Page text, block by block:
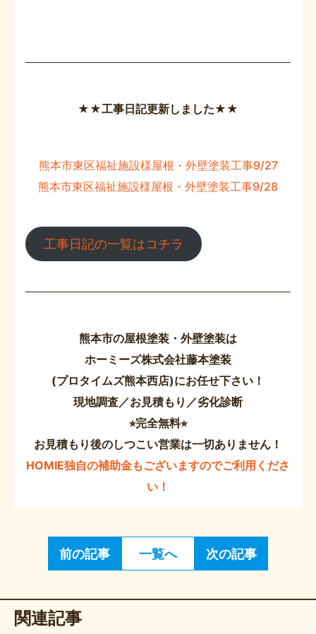
★★工事日記更新しました★★
熊本市東区福祉施設様屋根・外壁塗装工事9/27
熊本市東区福祉施設様屋根・外壁塗装工事9/28
工事日記の一覧はコチラ
熊本市の屋根塗装・外壁塗装は
ホーミーズ株式会社藤本塗装
(プロタイムズ熊本西店)にお任せ下さい！
現地調査／お見積もり／劣化診断
⭐︎完全無料⭐︎
お見積もり後のしつこい営業は一切ありません！
HOMIE独自の補助金もございますのでご利用くださ
い！
前の記事 一覧へ 次の記事
関連記事